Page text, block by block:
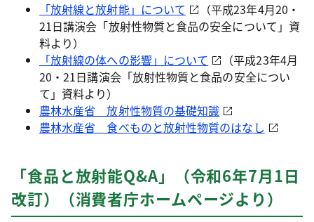
「放射線と放射能」について
（平成23年4月20・
21日講演会「放射性物質と食品の安全について」資
料より）
「放射線の体への影響」について
（平成23年4月
20・21日講演会「放射性物質と食品の安全につい
て」資料より）
農林水産省 放射性物質の基礎知識
農林水産省 食べものと放射性物質のはなし
「食品と放射能Q&A」（令和6年7月1日
改訂）（消費者庁ホームページより）